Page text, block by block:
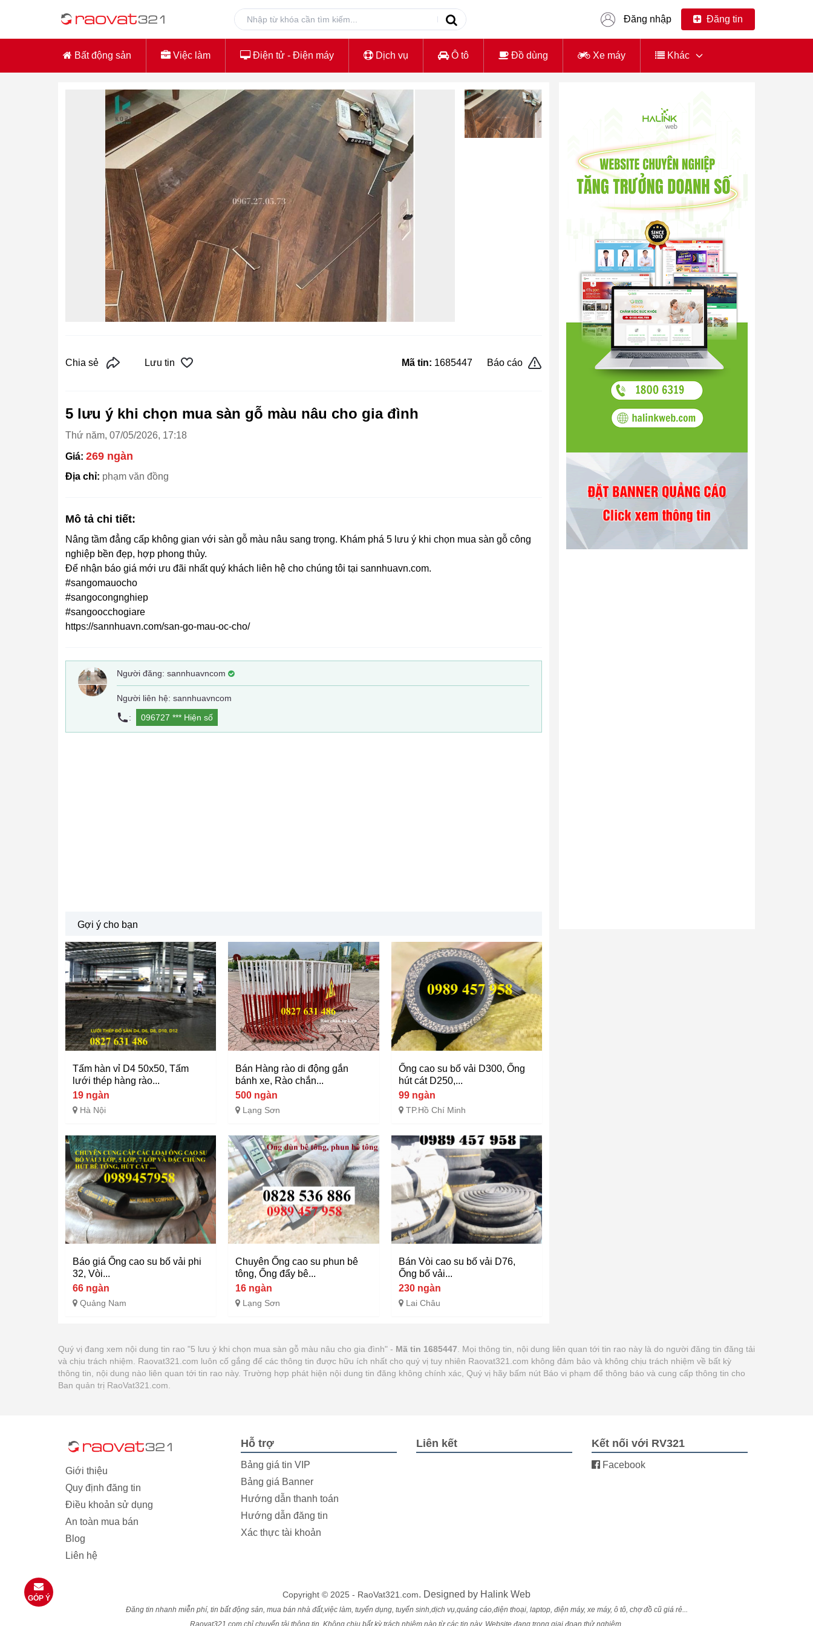
Đăng nhập Đăng tin
Bất động sản Việc làm Điện tử - Điện máy Dịch vụ Ô tô Đồ dùng Xe máy Khác
Chia sẻ Lưu tin Mã tin: 1685447 Báo cáo
5 lưu ý khi chọn mua sàn gỗ màu nâu cho gia đình
Thứ năm, 07/05/2026, 17:18
Giá: 269 ngàn
Địa chỉ: phạm văn đồng
Mô tả chi tiết:
Nâng tầm đẳng cấp không gian với sàn gỗ màu nâu sang trọng. Khám phá 5 lưu ý khi chọn mua sàn gỗ công
nghiệp bền đẹp, hợp phong thủy.
Để nhận báo giá mới ưu đãi nhất quý khách liên hệ cho chúng tôi tại sannhuavn.com.
#sangomauocho
#sangocongnghiep
#sangoocchogiare
https://sannhuavn.com/san-go-mau-oc-cho/
Người đăng: sannhuavncom
Người liên hệ: sannhuavncom
:
096727 *** Hiện số
Gợi ý cho bạn
Tấm hàn vỉ D4 50x50, Tấm
lưới thép hàng rào...
19 ngàn
Hà Nội
Bán Hàng rào di động gắn
bánh xe, Rào chắn...
500 ngàn
Lạng Sơn
Ống cao su bố vải D300, Ống
hút cát D250,...
99 ngàn
TP.Hồ Chí Minh
Báo giá Ống cao su bố vải phi
32, Vòi...
66 ngàn
Quảng Nam
Chuyên Ống cao su phun bê
tông, Ống đẩy bê...
16 ngàn
Lạng Sơn
Bán Vòi cao su bố vải D76,
Ống bố vải...
230 ngàn
Lai Châu
Quý vị đang xem nội dung tin rao "5 lưu ý khi chọn mua sàn gỗ màu nâu cho gia đình" - Mã tin 1685447 . Mọi thông tin, nội dung liên quan tới tin rao này là do người đăng tin đăng tải
và chịu trách nhiệm. Raovat321.com luôn cố gắng để các thông tin được hữu ích nhất cho quý vị tuy nhiên Raovat321.com không đảm bảo và không chịu trách nhiệm về bất kỳ
thông tin, nội dung nào liên quan tới tin rao này. Trường hợp phát hiện nội dung tin đăng không chính xác, Quý vị hãy bấm nút Báo vi phạm để thông báo và cung cấp thông tin cho
Ban quản trị RaoVat321.com.
Giới thiệu
Quy định đăng tin
Điều khoản sử dụng
An toàn mua bán
Blog
Liên hệ
Hỗ trợ
Bảng giá tin VIP
Bảng giá Banner
Hướng dẫn thanh toán
Hướng dẫn đăng tin
Xác thực tài khoản
Liên kết Kết nối với RV321
Facebook
Copyright © 2025 - RaoVat321.com. Designed by Halink Web
Đăng tin nhanh miễn phí, tin bất động sản, mua bán nhà đất,việc làm, tuyển dụng, tuyển sinh,dịch vụ,quảng cáo,điện thoại, laptop, điện máy, xe máy, ô tô, chợ đồ cũ giá rẻ...
Raovat321.com chỉ chuyển tải thông tin. Không chịu bất kỳ trách nhiệm nào từ các tin này. Website đang trong giai đoạn thử nghiệm.
GÓP Ý